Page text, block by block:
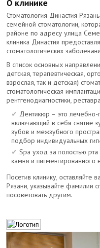
О клинике
Стоматология Династия
семейной стоматологии,
районе по адресу улица
клиника Династия
стоматологических
В список основных
детская, терапевтическая,
взрослая, так и детская)
стоматологическая
рентгенодиагностики,
Дентикюр – это лечебно-
включающий в себя снятие
зубов и межзубного
подбор индивидуальных
Spa уход за полостью
камня и
Посетив клинику, оставляйте
Рязани, указывайте фамилии
посоветовать другим.